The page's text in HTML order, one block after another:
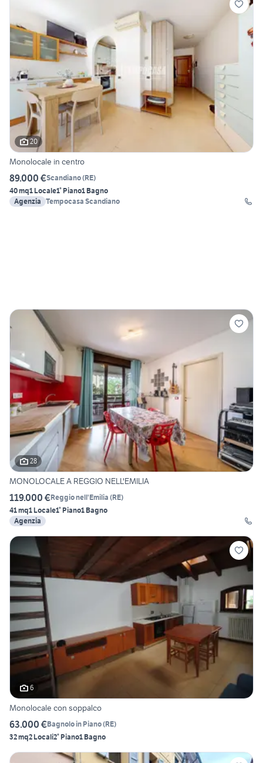
20
Monolocale in centro
89.000 €Scandiano(RE)
40 mq1 Locale1° Piano1 Bagno
Agenzia Tempocasa Scandiano
28
MONOLOCALE A REGGIO NELL'EMILIA
119.000 €Reggio nell'Emilia (RE)
41 mq1 Locale1° Piano1 Bagno
Agenzia
6
Monolocale con soppalco
63.000 €Bagnolo in Piano(RE)
32 mq2 Locali2° Piano1 Bagno